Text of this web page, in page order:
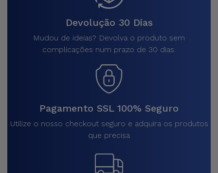
Devolução 30 Dias
Mudou de ideias? Devolva o produto sem
complicações num prazo de 30 dias.
Pagamento SSL 100% Seguro
Utilize o nosso checkout seguro e adquira os produtos
que precisa